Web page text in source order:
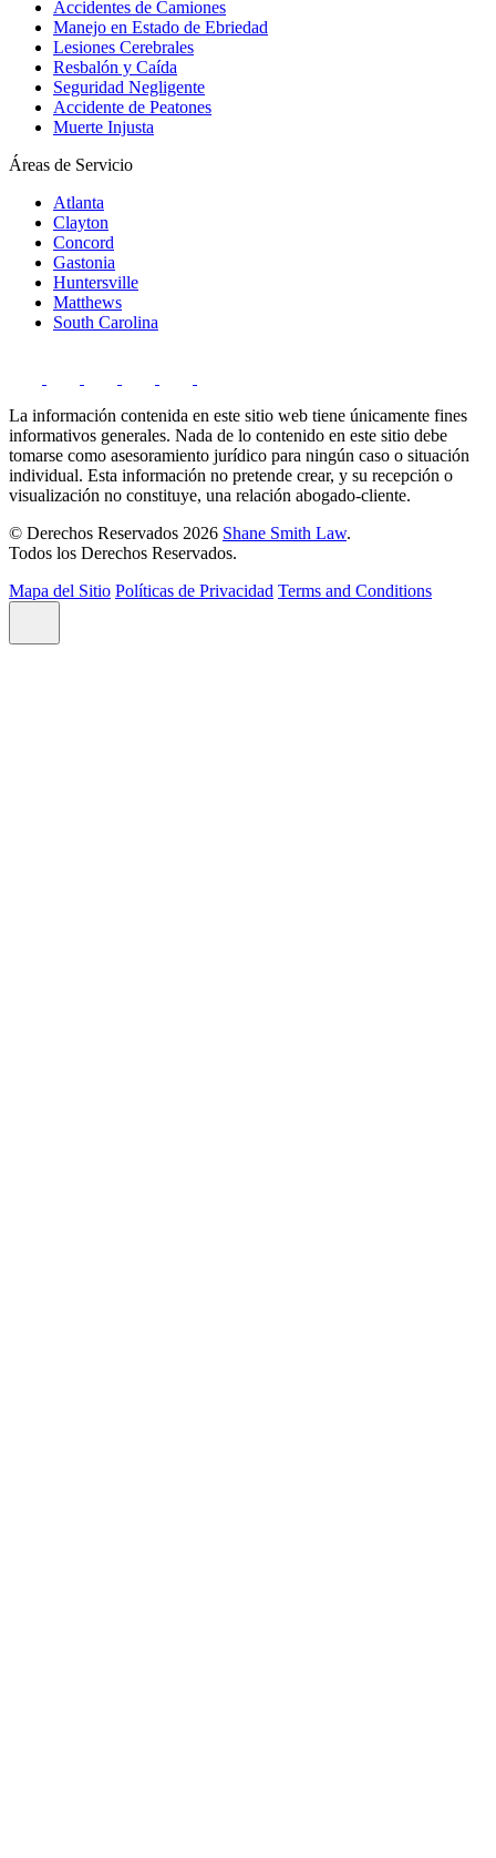
Accidentes de Camiones
Manejo en Estado de Ebriedad
Lesiones Cerebrales
Resbalón y Caída
Seguridad Negligente
Accidente de Peatones
Muerte Injusta
Áreas de Servicio
Atlanta
Clayton
Concord
Gastonia
Huntersville
Matthews
South Carolina
La información contenida en este sitio web tiene únicamente fines
informativos generales. Nada de lo contenido en este sitio debe
tomarse como asesoramiento jurídico para ningún caso o situación
individual. Esta información no pretende crear, y su recepción o
visualización no constituye, una relación abogado-cliente.
© Derechos Reservados 2026 Shane Smith Law.
Todos los Derechos Reservados.
Mapa del Sitio Políticas de Privacidad Terms and Conditions